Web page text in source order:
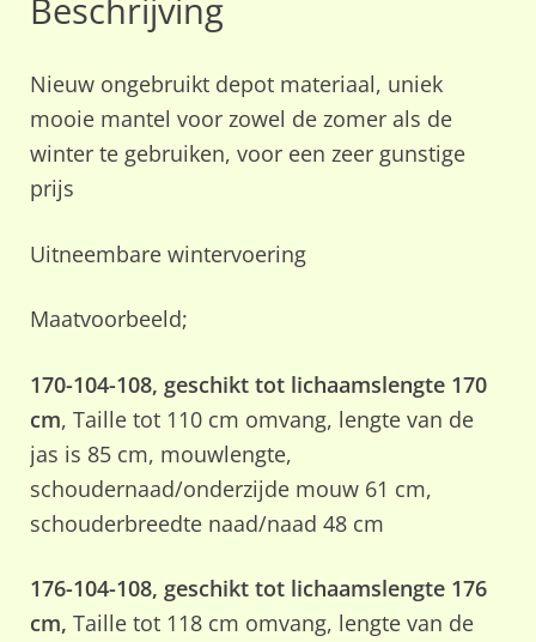
Beschrijving
Nieuw ongebruikt depot materiaal, uniek
mooie mantel voor zowel de zomer als de
winter te gebruiken, voor een zeer gunstige
prijs
Uitneembare wintervoering
Maatvoorbeeld;
170-104-108, geschikt tot lichaamslengte 170
cm, Taille tot 110 cm omvang, lengte van de
jas is 85 cm, mouwlengte,
schoudernaad/onderzijde mouw 61 cm,
schouderbreedte naad/naad 48 cm
176-104-108, geschikt tot lichaamslengte 176
cm, Taille tot 118 cm omvang, lengte van de